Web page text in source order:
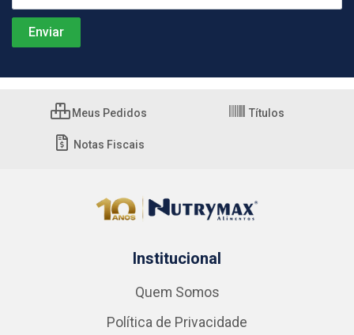
Meus Pedidos Títulos
Notas Fiscais
Institucional
Quem Somos
Política de Privacidade